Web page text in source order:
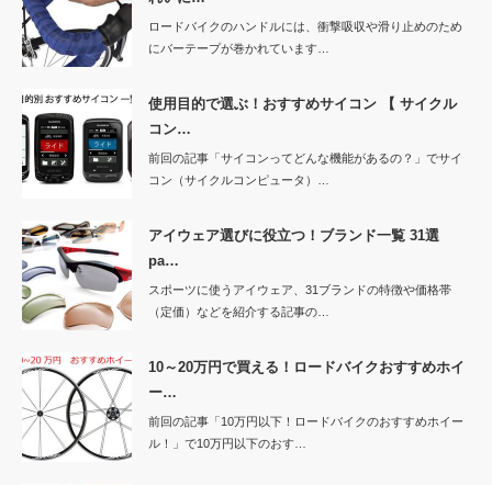
ロードバイクのハンドルには、衝撃吸収や滑り止めのため
にバーテープが巻かれています…
使用目的で選ぶ！おすすめサイコン 【 サイクル
コン…
前回の記事「サイコンってどんな機能があるの？」でサイ
コン（サイクルコンピュータ）…
アイウェア選びに役立つ！ブランド一覧 31選
pa…
スポーツに使うアイウェア、31ブランドの特徴や価格帯
（定価）などを紹介する記事の…
10～20万円で買える！ロードバイクおすすめホイ
ー…
前回の記事「10万円以下！ロードバイクのおすすめホイー
ル！」で10万円以下のおす…